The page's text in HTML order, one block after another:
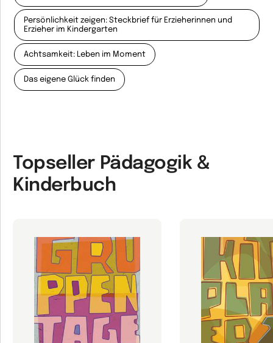
Persönlichkeit zeigen: Steckbrief für Erzieherinnen und
Erzieher im Kindergarten
Achtsamkeit: Leben im Moment
Das eigene Glück finden
Topseller Pädagogik &
Kinderbuch